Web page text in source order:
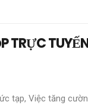
TRỰC
tạp, Việc tăng